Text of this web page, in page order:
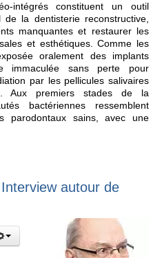
intégrés constituent un outil
de la dentisterie reconstructive,
manquantes et restaurer les
et esthétiques. Comme les
oralement des implants
immaculée sans perte pour
par les pellicules salivaires
Aux premiers stades de la
bactériennes ressemblent
parodontaux sains, avec une
autour de